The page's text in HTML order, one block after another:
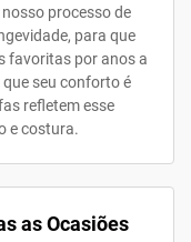
processo de
para que
favoritas por anos a
que seu conforto é
refletem esse
e costura.
as Ocasiões